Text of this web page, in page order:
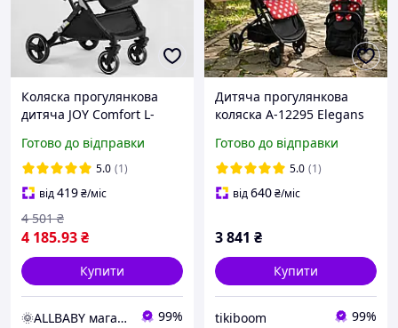
Коляска прогулянкова
дитяча JOY Comfort L-
та підсклянником
Готово до відправки
5.0 (1)
від419₴/міс
4 185.93₴
4 501 ₴
Купити
🌞ALLBABY магазин товарів для дітей 99%
Дитяча прогулянкова
коляска A-12295 Elegans
телескопічна ручка-
валіза, Мінні Маус чорна
Готово до відправки
5.0 (1)
від640₴/міс
3 841 ₴
Купити
tikiboom 99%